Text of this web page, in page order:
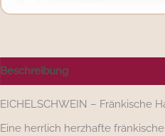
Beschreibung
EICHELSCHWEIN – Fränkische
Eine herrlich herzhafte